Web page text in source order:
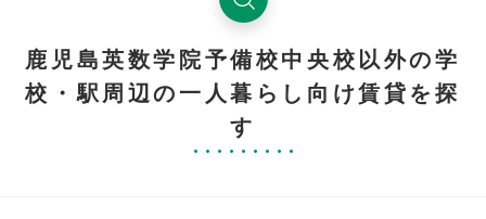
鹿児島英数学院予備校中央校以外の学
校・駅周辺の一人暮らし向け賃貸を探
す